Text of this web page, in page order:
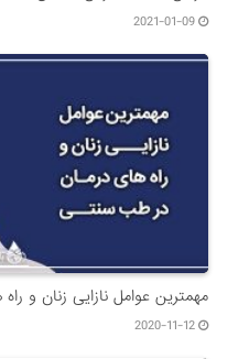
مهمترین عوامل نازایی زنان و
2020-11-12